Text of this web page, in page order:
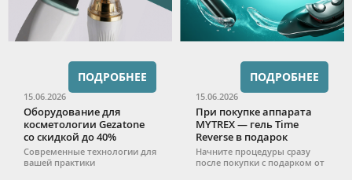
15.06.2026
Оборудование для
косметологии Gezatone
со скидкой до 40%
Современные технологии для
вашей практики
ПОДРОБНЕЕ
15.06.2026
При покупке аппарата
MYTREX — гель Time
Reverse в подарок
Начните процедуры сразу
после покупки с подарком от
ПОДРОБНЕЕ